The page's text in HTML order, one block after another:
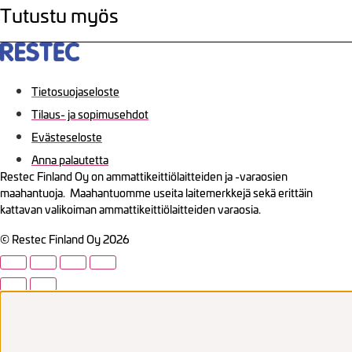
Tutustu myös
Tietosuojaseloste
Tilaus- ja sopimusehdot
Evästeseloste
Anna palautetta
Restec Finland Oy on ammattikeittiölaitteiden ja -varaosien
maahantuoja. Maahantuomme useita laitemerkkejä sekä erittäin
kattavan valikoiman ammattikeittiölaitteiden varaosia.
© Restec Finland Oy 2026